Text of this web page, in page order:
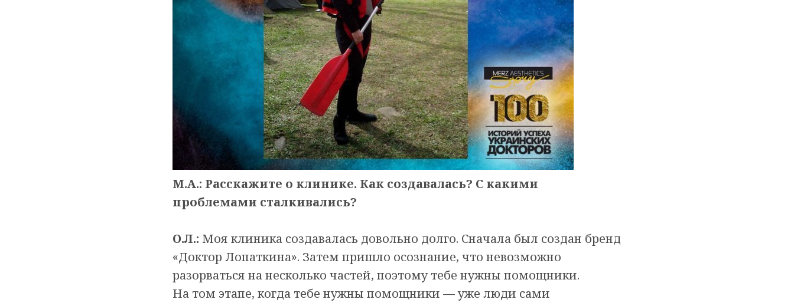
М.А.: Расскажите о клинике. Как создавалась? С какими
проблемами сталкивались?
О.Л.: Моя клиника создавалась довольно долго. Сначала был создан бренд
«Доктор Лопаткина». Затем пришло осознание, что невозможно
разорваться на несколько частей, поэтому тебе нужны помощники.
На том этапе, когда тебе нужны помощники — уже люди сами